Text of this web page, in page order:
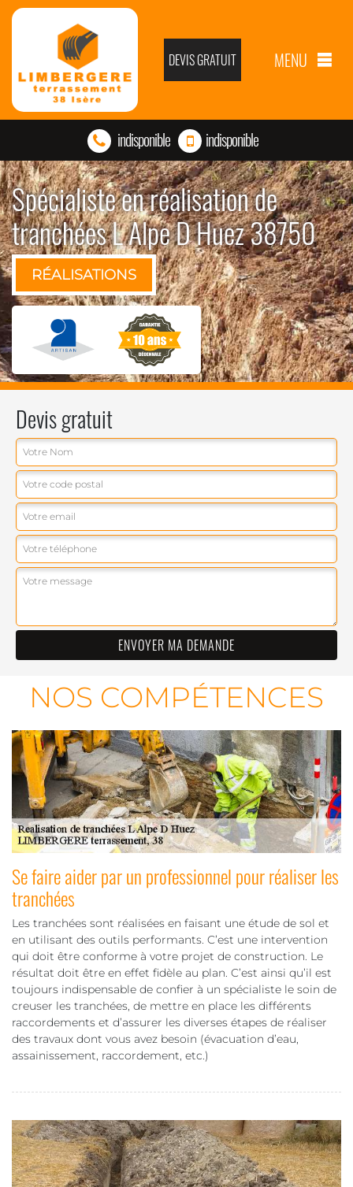
DEVIS GRATUIT MENU
indisponible indisponible
Spécialiste en réalisation de
tranchées L Alpe D Huez 38750
RÉALISATIONS
Devis gratuit
NOS COMPÉTENCES
Se faire aider par un professionnel pour réaliser les
tranchées
Les tranchées sont réalisées en faisant une étude de sol et
en utilisant des outils performants. C’est une intervention
qui doit être conforme à votre projet de construction. Le
résultat doit être en effet fidèle au plan. C’est ainsi qu’il est
toujours indispensable de confier à un spécialiste le soin de
creuser les tranchées, de mettre en place les différents
raccordements et d’assurer les diverses étapes de réaliser
des travaux dont vous avez besoin (évacuation d’eau,
assainissement, raccordement, etc.)